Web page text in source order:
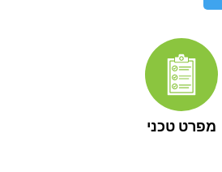
מפרט טכני